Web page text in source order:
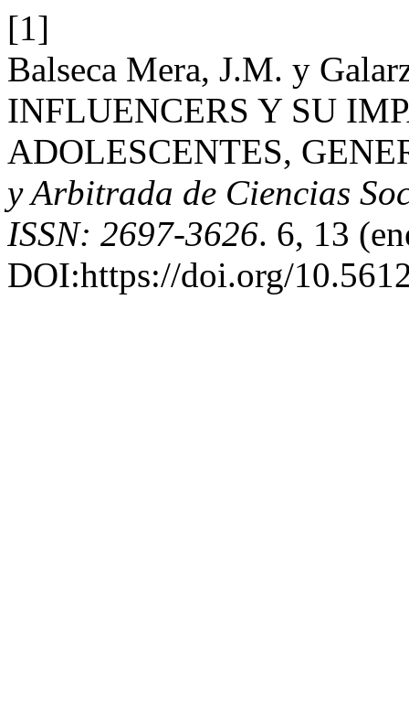
[1]
Balseca Mera, J.M. y
INFLUENCERS Y SU
ADOLESCENTES,
y Arbitrada de Ciencias
ISSN: 2697-3626. 6, 13
DOI:https://doi.org/